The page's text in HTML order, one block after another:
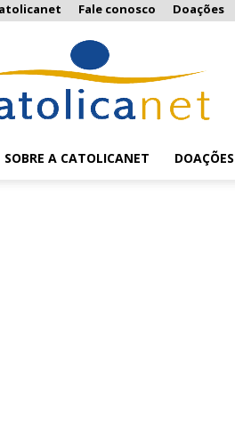
Fale conosco Doações
SOBRE A CATOLICANET DOAÇÕES